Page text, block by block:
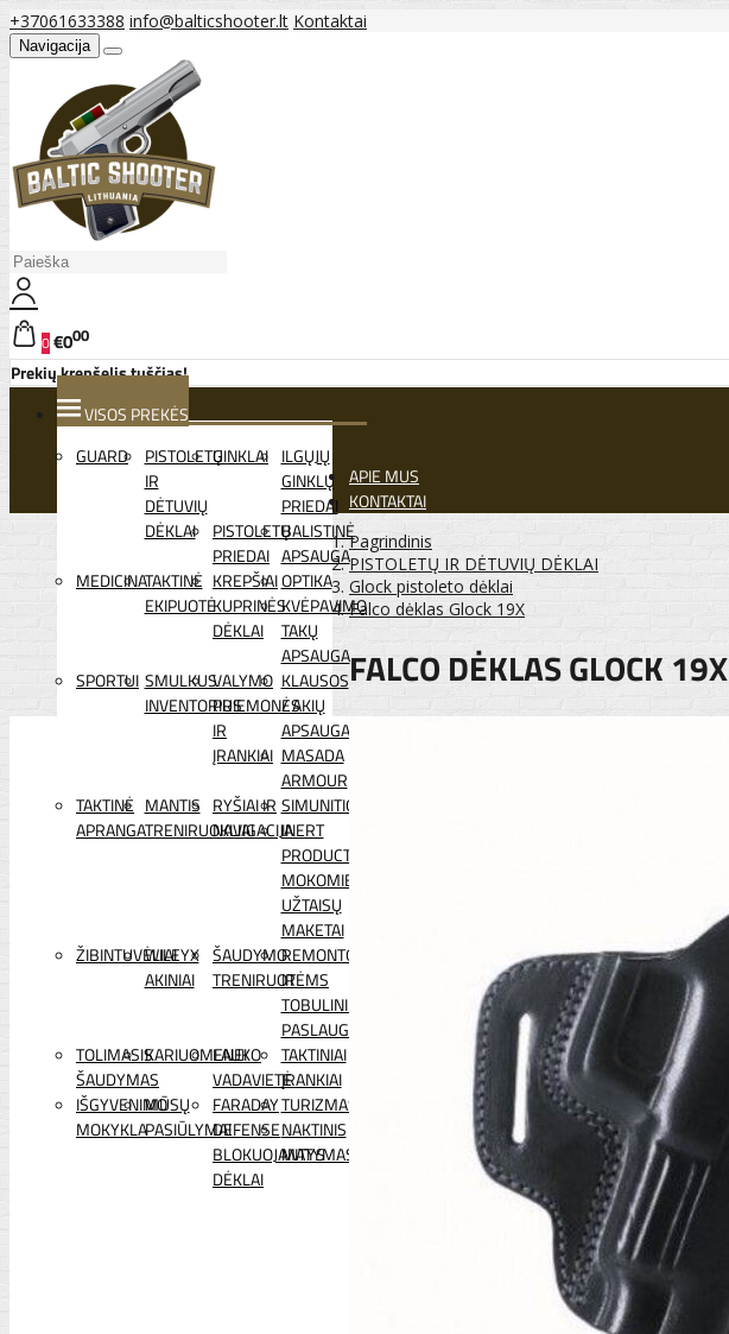
+37061633388 info@balticshooter.lt Kontaktai
Navigacija
0€000
Prekių krepšelis tuščias!
VISOS PREKĖS
GUARD
PISTOLETŲ
IR
DĖTUVIŲ
DĖKLAI
GINKLAI ILGŲJŲ
GINKLŲ
PRIEDAI
PISTOLETŲ
PRIEDAI
BALISTINĖ
APSAUGA
MEDICINATAKTINĖ
EKIPUOTĖ
KREPŠIAI
KUPRINĖS
DĖKLAI
OPTIKA
KVĖPAVIMO
TAKŲ
APSAUGA
SPORTUI SMULKUS
INVENTORIUS
VALYMO
PRIEMONĖS
IR
ĮRANKIAI
KLAUSOS
/ AKIŲ
APSAUGA
MASADA
ARMOUR
TAKTINĖ
APRANGA
MANTIS
TRENIRUOKLIAI
RYŠIAI IR
NAVIGACIJA
SIMUNITION
INERT
PRODUCTS
MOKOMIEJI
UŽTAISŲ
MAKETAI
ŽIBINTUVĖLIAI
WILEYX
AKINIAI
ŠAUDYMO
TRENIRUOTĖMS
REMONTO
IR
TOBULINIMO
PASLAUGOS
TOLIMASIS
ŠAUDYMAS
KARIUOMENEI
LAUKO
VADAVIETĖ
TAKTINIAI
ĮRANKIAI
IŠGYVENIMO
MOKYKLA
MŪSŲ
PASIŪLYMAI
FARADAY
DEFENSE
BLOKUOJANTYS
DĖKLAI
TURIZMAS
NAKTINIS
MATYMAS
APIE MUS
KONTAKTAI
Pagrindinis
PISTOLETŲ IR DĖTUVIŲ DĖKLAI
Glock pistoleto dėklai
Falco dėklas Glock 19X
FALCO DĖKLAS GLOCK 19X